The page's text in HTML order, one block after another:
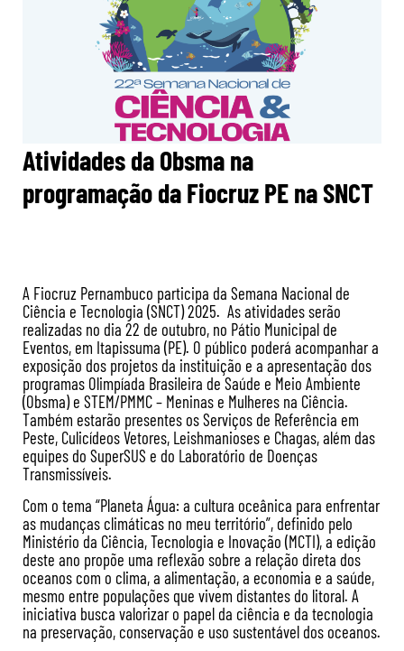
Atividades da Obsma na
programação da Fiocruz PE na SNCT
A Fiocruz Pernambuco participa da Semana Nacional de
Ciência e Tecnologia (SNCT) 2025. As atividades serão
realizadas no dia 22 de outubro, no Pátio Municipal de
Eventos, em Itapissuma (PE). O público poderá acompanhar a
exposição dos projetos da instituição e a apresentação dos
programas Olimpíada Brasileira de Saúde e Meio Ambiente
(Obsma) e STEM/PMMC – Meninas e Mulheres na Ciência.
Também estarão presentes os Serviços de Referência em
Peste, Culicídeos Vetores, Leishmanioses e Chagas, além das
equipes do SuperSUS e do Laboratório de Doenças
Transmissíveis.
Com o tema “Planeta Água: a cultura oceânica para enfrentar
as mudanças climáticas no meu território”, definido pelo
Ministério da Ciência, Tecnologia e Inovação (MCTI), a edição
deste ano propõe uma reflexão sobre a relação direta dos
oceanos com o clima, a alimentação, a economia e a saúde,
mesmo entre populações que vivem distantes do litoral. A
iniciativa busca valorizar o papel da ciência e da tecnologia
na preservação, conservação e uso sustentável dos oceanos.